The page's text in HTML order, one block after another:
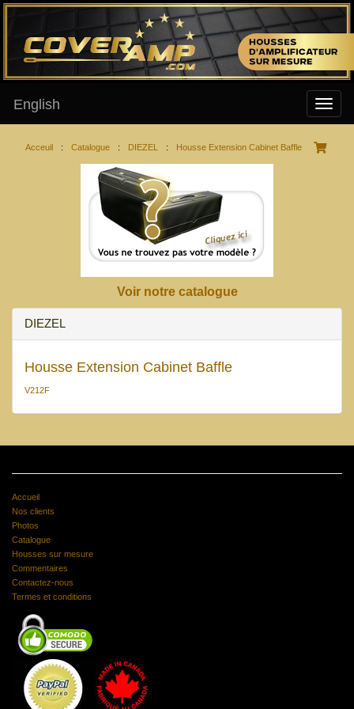
English
Acceuil : Catalogue : DIEZEL : Housse Extension Cabinet Baffle
Voir notre catalogue
DIEZEL
Housse Extension Cabinet Baffle
V212F
Accueil
Nos clients
Photos
Catalogue
Housses sur mesure
Commentaires
Contactez-nous
Termes et conditions